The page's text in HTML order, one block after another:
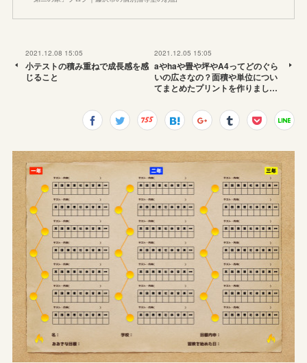
2021.12.08 15:05
小テストの積み重ねで成長感を感
じること
2021.12.05 15:05
aやhaや畳や坪やA4ってどのぐら
いの広さなの？面積や単位につい
てまとめたプリントを作りまし…